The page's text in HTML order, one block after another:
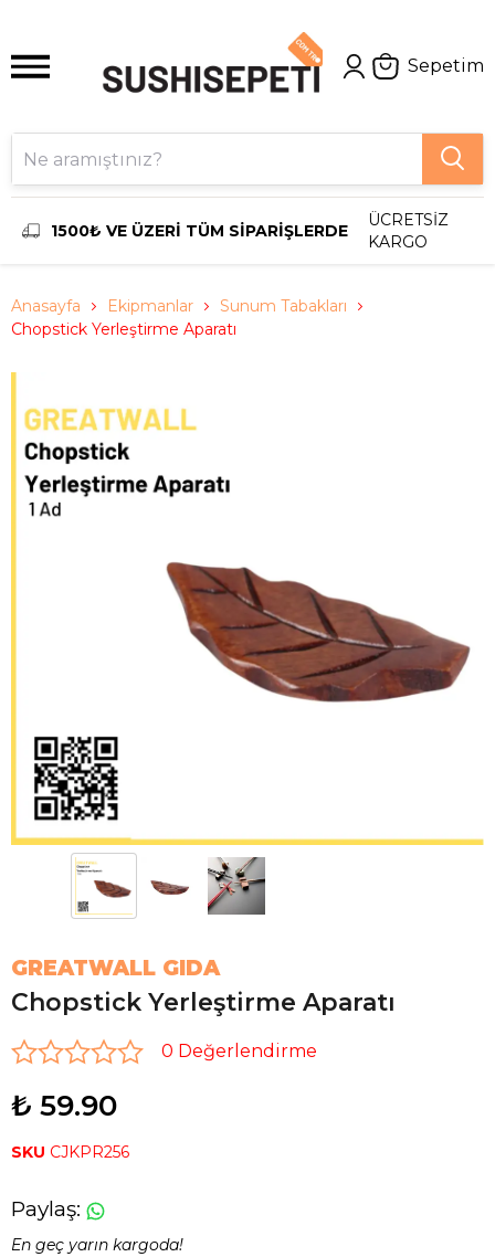
Sepetim
1500₺ VE ÜZERİ TÜM SİPARİŞLERDE
ÜCRETSİZ
KARGO
Anasayfa Ekipmanlar
Sunum Tabakları
Chopstick Yerleştirme Aparatı
GREATWALL GIDA
Chopstick Yerleştirme Aparatı
0 Değerlendirme
₺ 59.90
SKU CJKPR256
Paylaş:
En geç yarın kargoda!